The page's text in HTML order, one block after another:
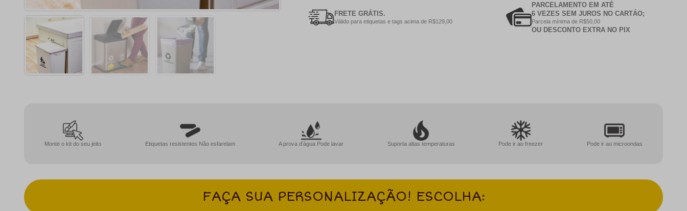
FRETE GRÁTIS.
Válido para etiquetas e tags acima de R$129,00
PARCELAMENTO EM ATÉ
6 VEZES SEM JUROS NO CARTÁO;
Parcela mínima de R$50,00
OU DESCONTO EXTRA NO PIX
Monte o kit do seu jeito Etiquetas resistentes Não esfarelam A prova d'água Pode lavar Suporta altas temperaturas Pode ir ao freezer Pode ir ao microondas
FAÇA SUA PERSONALIZAÇÃO! ESCOLHA: